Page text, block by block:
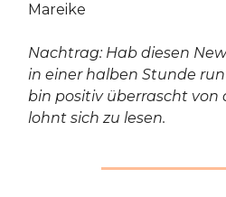
Mareike
Nachtrag: Hab diesen
in einer halben Stunde
bin positiv überrascht von
lohnt sich zu lesen.